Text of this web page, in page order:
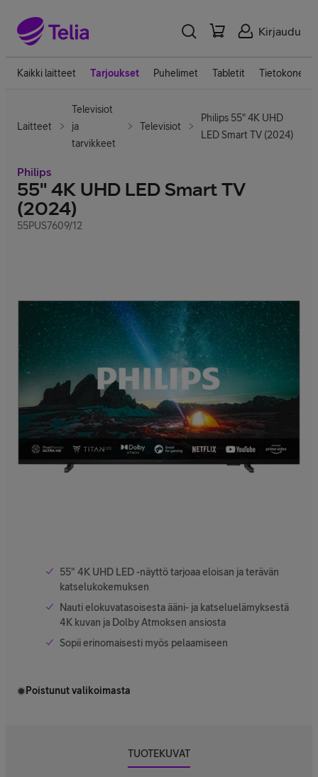
Kirjaudu
Kaikki laitteet Tarjoukset Puhelimet Tabletit Tietokoneet
Laitteet
Televisiot
ja
tarvikkeet
Televisiot
Philips 55" 4K UHD
LED Smart TV (2024)
Philips
55" 4K UHD LED Smart TV
(2024)
55PUS7609/12
55" 4K UHD LED -näyttö tarjoaa eloisan ja terävän
katselukokemuksen
Nauti elokuvatasoisesta ääni- ja katseluelämyksestä
4K kuvan ja Dolby Atmoksen ansiosta
Sopii erinomaisesti myös pelaamiseen
Poistunut valikoimasta
TUOTEKUVAT